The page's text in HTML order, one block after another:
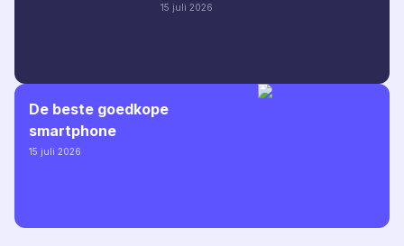
15 juli 2026
De beste goedkope
smartphone
15 juli 2026